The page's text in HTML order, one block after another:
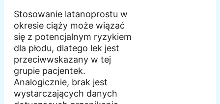
Stosowanie latanoprostu w
okresie ciąży może wiązać
się z potencjalnym ryzykiem
dla płodu, dlatego lek jest
przeciwwskazany w tej
grupie pacjentek.
Analogicznie, brak jest
wystarczających danych